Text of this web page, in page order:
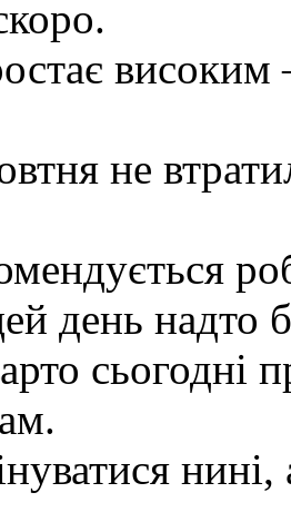
високим
не
день надто
сьогодні